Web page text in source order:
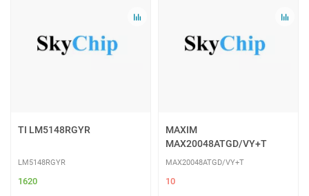
TI LM5148RGYR
LM5148RGYR
1620
MAXIM
MAX20048ATGD/VY+T
MAX20048ATGD/VY+T
10